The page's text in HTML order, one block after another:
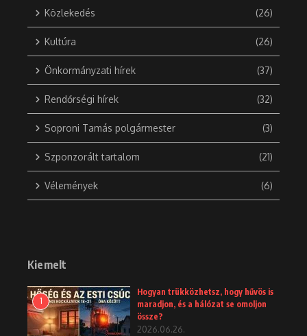
Közlekedés (26)
Kultúra (26)
Önkormányzati hírek (37)
Rendőrségi hírek (32)
Soproni Tamás polgármester (3)
Szponzorált tartalom (21)
Vélemények (6)
Kiemelt
1
Hogyan trükközhetsz, hogy hűvös is
maradjon, és a hálózat se omoljon
össze?
2026.06.26.